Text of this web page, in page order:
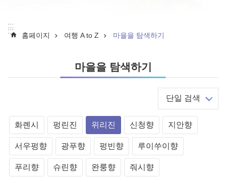
:::
::: 홈페이지 여행 A to Z 마을을 탐색하기
마을을 탐색하기
단일 검색
화롄시 펑린진 위리진 신청향 지안향
서우펑향 광푸향 펑빈향 루이쑤이향
푸리향 슈린향 완룽향 줘시향